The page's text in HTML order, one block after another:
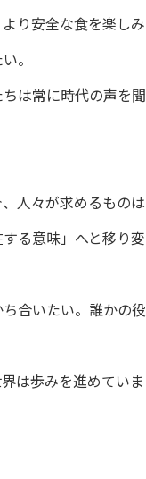
り安全な食を楽しみ
。
は常に時代の声を聞
人々が求めるものは
る意味」へと移り変
合いたい。誰かの役
は歩みを進めていま